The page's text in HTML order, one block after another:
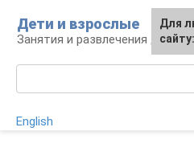
контенту
Дети и взрослые
Занятия и развлечения для
English
Для